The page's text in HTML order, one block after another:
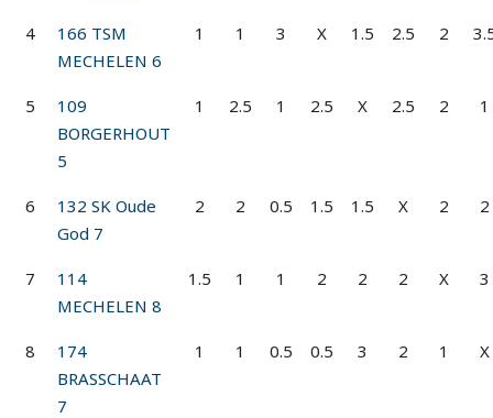
4
166 TSM
MECHELEN 6
1 1 3 X 1.5 2.5 2
5
109
BORGERHOUT
5
1 2.5 1 2.5 X 2.5 2 1
6
132 SK Oude
God 7
2 2 0.5 1.5 1.5 X 2 2
7
114
MECHELEN 8
1.5 1 1 2 2 2 X 3
8
174
BRASSCHAAT
7
1 1 0.5 0.5 3 2 1 X